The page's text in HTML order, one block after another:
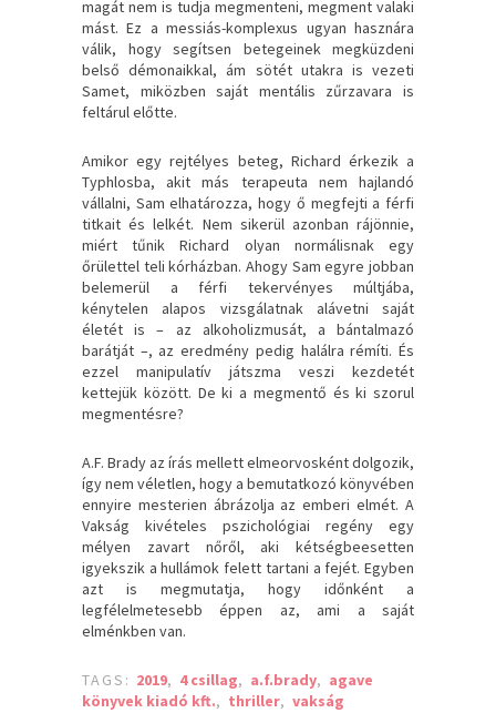
magát nem is tudja megmenteni, megment valaki
mást. Ez a messiás-komplexus ugyan hasznára
válik, hogy segítsen betegeinek megküzdeni
belső démonaikkal, ám sötét utakra is vezeti
Samet, miközben saját mentális zűrzavara is
feltárul előtte.
Amikor egy rejtélyes beteg, Richard érkezik a
Typhlosba, akit más terapeuta nem hajlandó
vállalni, Sam elhatározza, hogy ő megfejti a férfi
titkait és lelkét. Nem sikerül azonban rájönnie,
miért tűnik Richard olyan normálisnak egy
őrülettel teli kórházban. Ahogy Sam egyre jobban
belemerül a férfi tekervényes múltjába,
kénytelen alapos vizsgálatnak alávetni saját
életét is – az alkoholizmusát, a bántalmazó
barátját –, az eredmény pedig halálra rémíti. És
ezzel manipulatív játszma veszi kezdetét
kettejük között. De ki a megmentő és ki szorul
megmentésre?
A.F. Brady az írás mellett elmeorvosként dolgozik,
így nem véletlen, hogy a bemutatkozó könyvében
ennyire mesterien ábrázolja az emberi elmét. A
Vakság kivételes pszichológiai regény egy
mélyen zavart nőről, aki kétségbeesetten
igyekszik a hullámok felett tartani a fejét. Egyben
azt is megmutatja, hogy időnként a
legfélelmetesebb éppen az, ami a saját
elménkben van.
TAGS: 2019, 4 csillag, a.f.brady, agave
könyvek kiadó kft., thriller, vakság